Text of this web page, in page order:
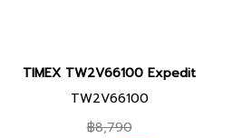
TIMEX TW2V66100 Expedition
TW2V66100
฿8,790